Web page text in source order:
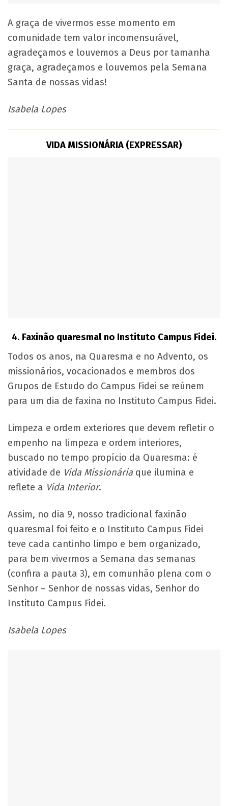
A graça de vivermos esse momento em
comunidade tem valor incomensurável,
agradeçamos e louvemos a Deus por tamanha
graça, agradeçamos e louvemos pela Semana
Santa de nossas vidas!
Isabela Lopes
VIDA MISSIONÁRIA (EXPRESSAR)
4. Faxinão quaresmal no Instituto Campus Fidei.
Todos os anos, na Quaresma e no Advento, os
missionários, vocacionados e membros dos
Grupos de Estudo do Campus Fidei se reúnem
para um dia de faxina no Instituto Campus Fidei.
Limpeza e ordem exteriores que devem refletir o
empenho na limpeza e ordem interiores,
buscado no tempo propício da Quaresma: é
atividade de Vida Missionária que ilumina e
reflete a Vida Interior.
Assim, no dia 9, nosso tradicional faxinão
quaresmal foi feito e o Instituto Campus Fidei
teve cada cantinho limpo e bem organizado,
para bem vivermos a Semana das semanas
(confira a pauta 3), em comunhão plena com o
Senhor – Senhor de nossas vidas, Senhor do
Instituto Campus Fidei.
Isabela Lopes